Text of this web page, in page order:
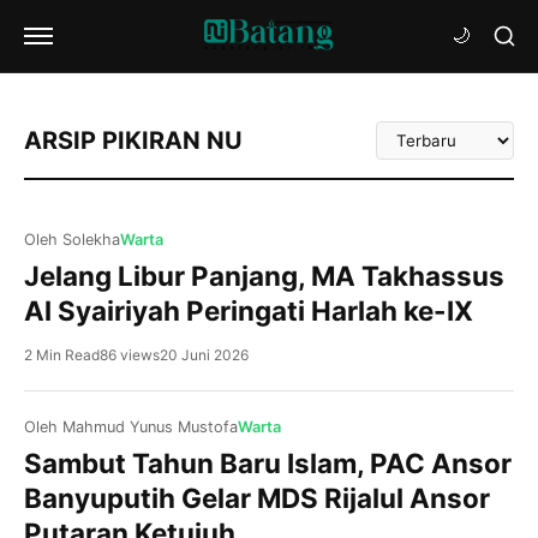
ARSIP PIKIRAN NU
Urutkan
Artikel
Oleh SolekhaWarta
Jelang Libur Panjang, MA Takhassus
Al Syairiyah Peringati Harlah ke-IX
2 Min Read86 views20 Juni 2026
Oleh Mahmud Yunus MustofaWarta
Sambut Tahun Baru Islam, PAC Ansor
Banyuputih Gelar MDS Rijalul Ansor